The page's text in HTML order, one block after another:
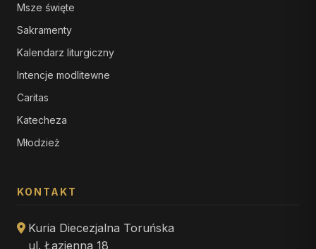
Msze święte
Sakramenty
Kalendarz liturgiczny
Intencje modlitewne
Caritas
Katecheza
Młodzież
KONTAKT
Kuria Diecezjalna Toruńska
ul. Łazienna 18